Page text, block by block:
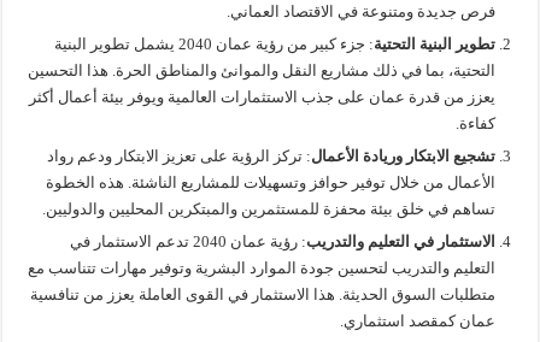
فرص جديدة ومتنوعة في الاقتصاد العماني.
تطوير البنية التحتية
: جزء كبير من رؤية عمان 2040 يشمل تطوير البنية
التحتية، بما في ذلك مشاريع النقل والموانئ والمناطق الحرة. هذا التحسين
يعزز من قدرة عمان على جذب الاستثمارات العالمية ويوفر بيئة أعمال أكثر
كفاءة.
تشجيع الابتكار وريادة الأعمال: تركز الرؤية على تعزيز الابتكار ودعم رواد
الأعمال من خلال توفير حوافز وتسهيلات للمشاريع الناشئة. هذه الخطوة
تساهم في خلق بيئة محفزة للمستثمرين والمبتكرين المحليين والدوليين.
الاستثمار في التعليم والتدريب
: رؤية عمان 2040 تدعم الاستثمار في
التعليم والتدريب لتحسين جودة الموارد البشرية وتوفير مهارات تتناسب مع
متطلبات السوق الحديثة. هذا الاستثمار في القوى العاملة يعزز من تنافسية
عمان كمقصد استثماري.